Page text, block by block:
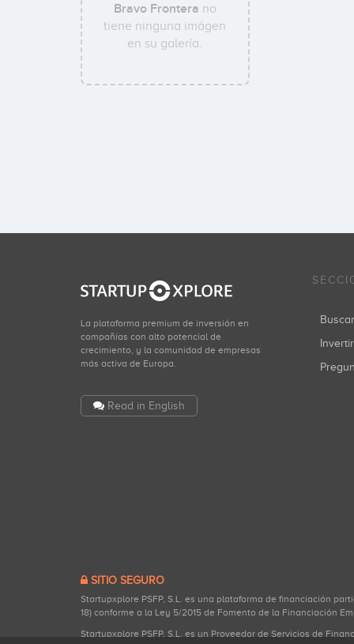
Bravo Frontera no
tiene ninguna imágen
en su galería.
La plataforma premium de inversión en
compañías con alto potencial de
crecimiento, y la comunidad de empresas
más activa de Europa.
Read in English
SITIO SEGURO
Startupxplore PSFP, S.L. es una plataforma de financiación
18) conforme a la Ley 5/2015 de Fomento de la Financiación
Startupxplore PSFP, S.L. es un Proveedor de Servicios de